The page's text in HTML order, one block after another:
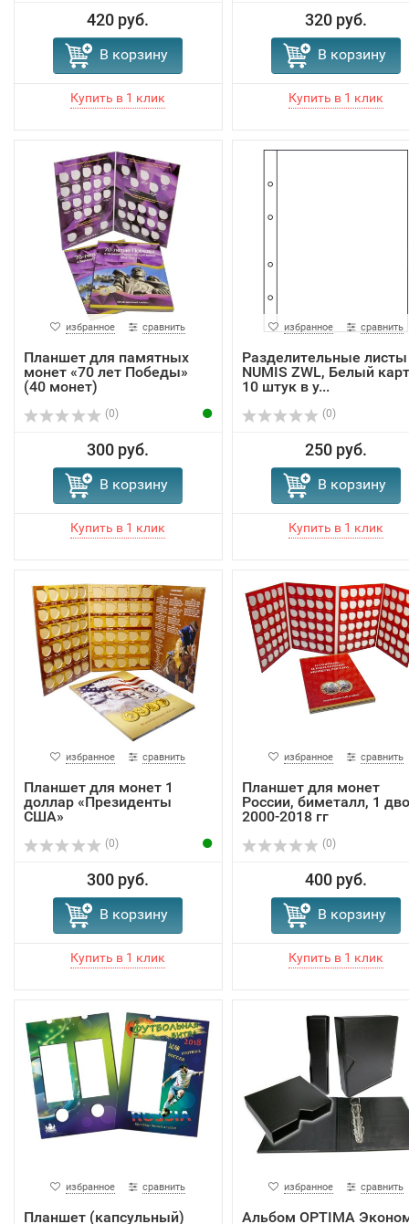
420 руб.
В корзину
320 руб.
В корзину
избранное сравнить
Планшет для памятных
монет «70 лет Победы»
(40 монет)
(0)
300 руб.
В корзину
избранное сравнить
Разделительные листы
NUMIS ZWL, Белый
10 штук в у...
(0)
250 руб.
В корзину
избранное сравнить
Планшет для монет 1
доллар «Президенты
США»
(0)
300 руб.
В корзину
избранное сравнить
Планшет для монет
России, биметалл, 1
2000-2018 гг
(0)
400 руб.
В корзину
избранное сравнить
Планшет (капсульный)
избранное сравнить
Альбом OPTIMA